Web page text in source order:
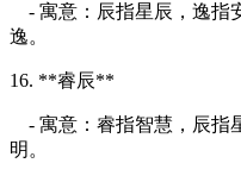
- 寓意：辰指星辰，逸指
逸。
16. **睿辰**
- 寓意：睿指智慧，辰指
明。